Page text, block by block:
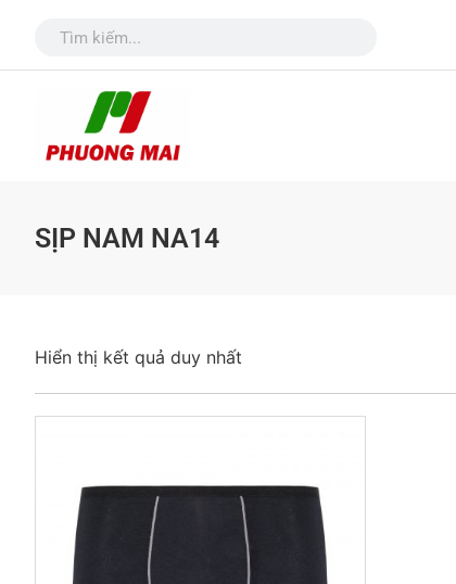
SỊP NAM NA14
Hiển thị kết quả duy nhất